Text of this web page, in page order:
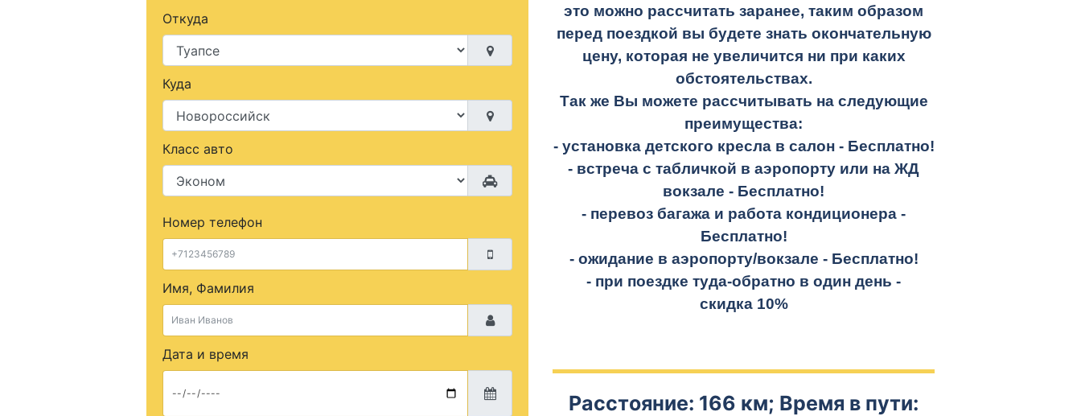
Откуда
Куда
Класс авто
Номер телефон
Имя, Фамилия
Дата и время
это можно рассчитать заранее, таким образом
перед поездкой вы будете знать окончательную
цену, которая не увеличится ни при каких
обстоятельствах.
Так же Вы можете рассчитывать на следующие
преимущества:
- установка детского кресла в салон - Бесплатно!
- встреча с табличкой в аэропорту или на ЖД
вокзале - Бесплатно!
- перевоз багажа и работа кондиционера -
Бесплатно!
- ожидание в аэропорту/вокзале - Бесплатно!
- при поездке туда-обратно в один день -
скидка 10%
Расстояние: 166 км; Время в пути: